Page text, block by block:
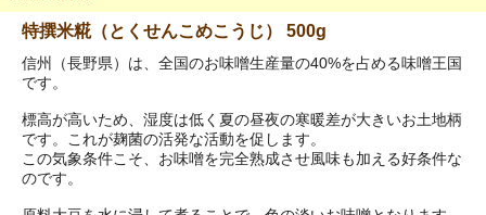
特撰米糀（とくせんこめこうじ） 500g
信州（長野県）は、全国のお味噌生産量の40%を占める味噌王国
です。
標高が高いため、湿度は低く夏の昼夜の寒暖差が大きいお土地柄
です。これが麹菌の活発な活動を促します。
この気象条件こそ、お味噌を完全熟成させ風味も加える好条件な
のです。